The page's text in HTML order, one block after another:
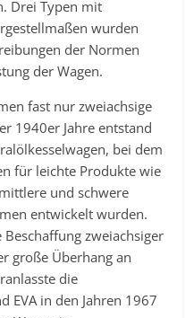
Drei Typen mit
wurden
der Normen
der Wagen.
fast nur zweiachsige
1940er Jahre entstand
bei dem
für leichte Produkte wie
und schwere
entwickelt wurden.
zweiachsiger
große Überhang an
die
EVA in den Jahren 1967